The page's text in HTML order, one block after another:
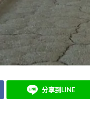
分享到LINE